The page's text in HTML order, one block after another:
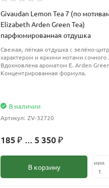
Givaudan Lemon Tea 7 (по
Elizabeth Arden Green Tea)
парфюмированная отдушка
Свежая, лёгкая отдушка с зелёно-
характером и яркими нотами сочного
Вдохновлена ароматом E. Arden
Концентрированная формула.
В наличии
Артикул: ZV-32720
185₽ ... 5 350₽
В корзину
мин.
1